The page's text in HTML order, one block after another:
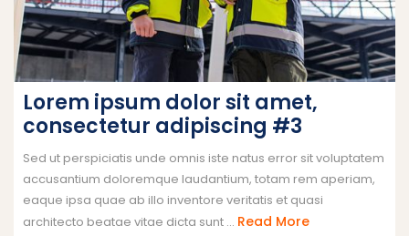
Lorem ipsum dolor sit amet,
consectetur adipiscing #3
Sed ut perspiciatis unde omnis iste natus error sit voluptatem
accusantium doloremque laudantium, totam rem aperiam,
eaque ipsa quae ab illo inventore veritatis et quasi
architecto beatae vitae dicta sunt ... Read More